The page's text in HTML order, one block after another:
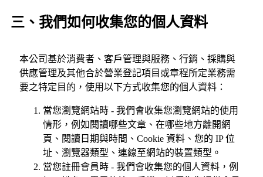
三、我們如何收集您的個人資料
本公司基於消費者、客戶管理與服務、行銷、採購與
供應管理及其他合於營業登記項目或章程所定業務需
要之特定目的，使用以下方式收集您的個人資料：
當您瀏覽網站時 - 我們會收集您瀏覽網站的使用
情形，例如閱讀哪些文章、在哪些地方離開網
頁、閱讀日期與時間、Cookie 資料、您的 IP 位
址、瀏覽器類型、連線至網站的裝置類型。
當您註冊會員時 - 我們會收集您的個人資料，例